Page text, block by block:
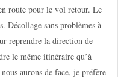
route pour le vol retour. Le
Décollage sans problèmes à
reprendre la direction de
le même itinéraire qu’à
aurons de face, je préfère